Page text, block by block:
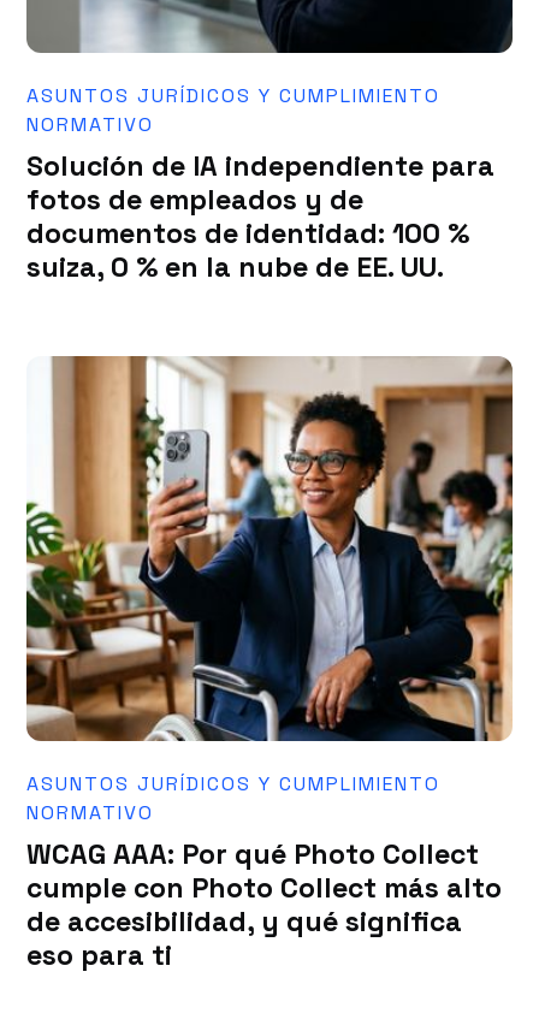
ASUNTOS JURÍDICOS Y CUMPLIMIENTO
NORMATIVO
Solución de IA independiente para
fotos de empleados y de
documentos de identidad: 100 %
suiza, 0 % en la nube de EE. UU.
ASUNTOS JURÍDICOS Y CUMPLIMIENTO
NORMATIVO
WCAG AAA: Por qué Photo Collect
cumple con Photo Collect más alto
de accesibilidad, y qué significa
eso para ti